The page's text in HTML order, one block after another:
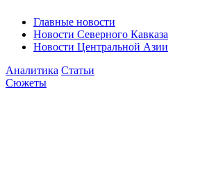
Главные новости
Новости Северного Кавказа
Новости Центральной Азии
Аналитика Статьи
Сюжеты